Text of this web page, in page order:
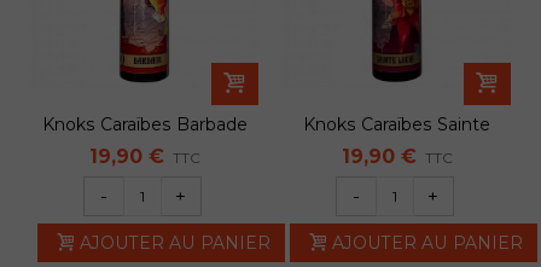
Knoks Caraïbes Barbade
VMAX 50ml
19,90 € TTC
- +
AJOUTER AU PANIER
Knoks Caraïbes Sainte
Lucia VMAX...
19,90 € TTC
- +
AJOUTER AU PANIER